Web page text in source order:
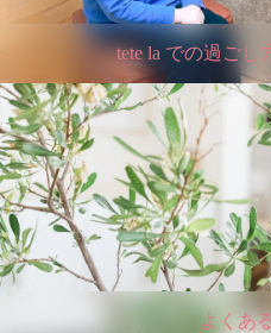
tete la での過ごし
よくあ